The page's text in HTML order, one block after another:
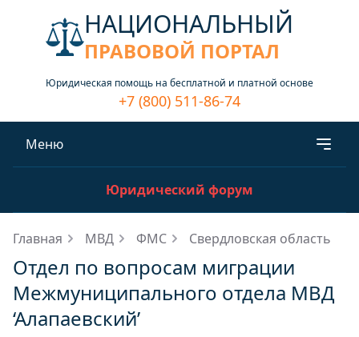
НАЦИОНАЛЬНЫЙ
ПРАВОВОЙ ПОРТАЛ
Юридическая помощь на бесплатной и платной основе
+7 (800) 511-86-74
Меню
Юридический форум
Главная МВД ФМС Свердловская область
Отдел по вопросам миграции
Межмуниципального отдела МВД
‘Алапаевский’